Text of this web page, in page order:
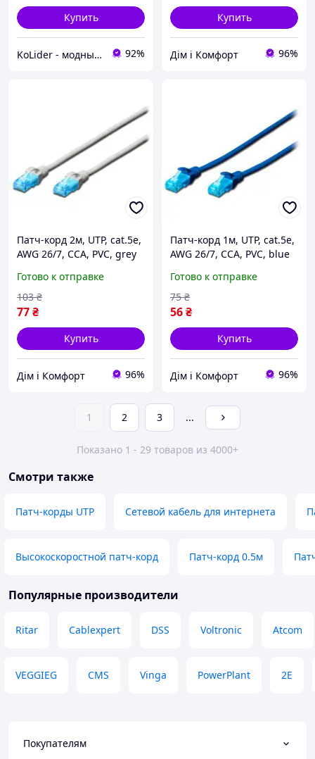
Купить
KoLider - модный магазин 92%
Купить
Дім і Комфорт 96%
Патч-корд 2м, UTP, cat.5e,
AWG 26/7, CCA, PVC, grey
Готово к отправке
77₴
103 ₴
Купить
Дім і Комфорт 96%
Патч-корд 1м, UTP, cat.5e,
AWG 26/7, CCA, PVC, blue
Готово к отправке
56₴
75 ₴
Купить
Дім і Комфорт 96%
1 2 3 ...
Показано 1 - 29 товаров из 4000+
Смотри также
Патч-корды UTP Сетевой кабель для интернета
Высокоскоростной патч-корд Патч-корд 0.5м
Популярные производители
Ritar Cablexpert DSS Voltronic Atcom
VEGGIEG CMS Vinga PowerPlant 2E
Покупателям